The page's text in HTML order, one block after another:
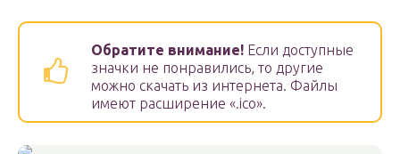
Обратите внимание! Если доступные
значки не понравились, то другие
можно скачать из интернета. Файлы
имеют расширение «.ico».